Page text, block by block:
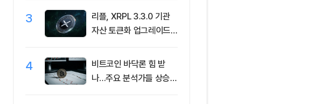
3
리플, XRPL 3.3.0 기관
자산 토큰화 업그레이드
러 지지
4
비트코인 바닥론 힘 받
나…주요 분석가들 상승